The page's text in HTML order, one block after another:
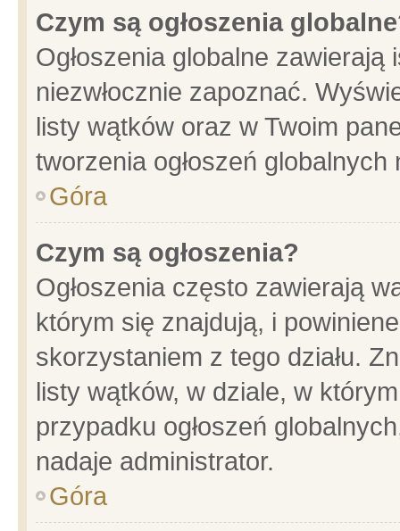
Czym są ogłoszenia
Ogłoszenia globalne
niezwłocznie zapoznać.
listy wątków oraz w Twoim
tworzenia ogłoszeń
Góra
Czym są ogłoszenia?
Ogłoszenia często zawierają
którym się znajdują, i
skorzystaniem z tego działu.
listy wątków, w dziale, w
przypadku ogłoszeń
nadaje administrator.
Góra